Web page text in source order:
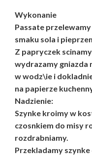
Wykonanie
Passate
smaku sola i
Z papryczek
wydrazamy gniazda
w wodz\ie i
na papierze
Nadzienie:
Szynke kroimy w
czosnkiem do misy
rozdrabniamy.
Przekladamy